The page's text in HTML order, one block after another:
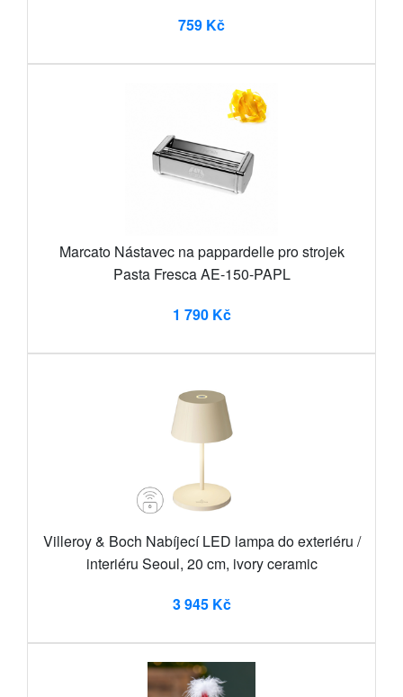
759 Kč
Marcato Nástavec na pappardelle pro strojek
Pasta Fresca AE-150-PAPL
1 790 Kč
Villeroy & Boch Nabíjecí LED lampa do exteriéru /
interiéru Seoul, 20 cm, ivory ceramic
3 945 Kč